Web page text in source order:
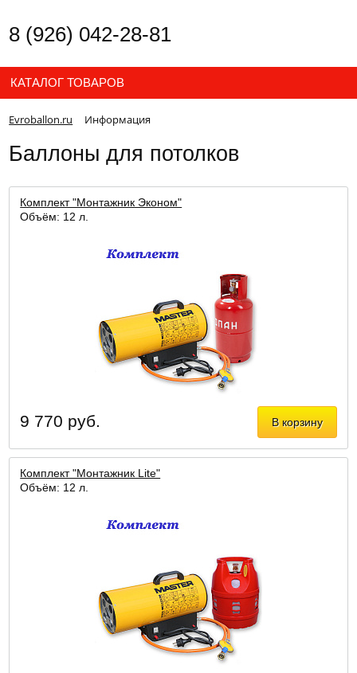
8 (926) 042-28-81
КАТАЛОГ ТОВАРОВ
Evroballon.ru Информация
Баллоны для потолков
Комплект "Монтажник Эконом"
Объём: 12 л.
В корзину
9 770 руб.
Комплект "Монтажник Lite"
Объём: 12 л.